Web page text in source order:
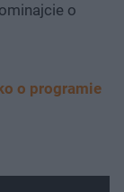
o
o programie